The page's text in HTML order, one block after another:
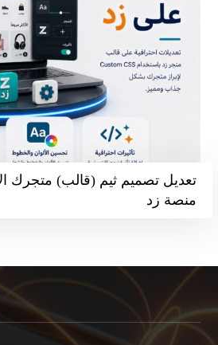
تعديل تصميم ثيم (قالب) متجرك
منصة زد